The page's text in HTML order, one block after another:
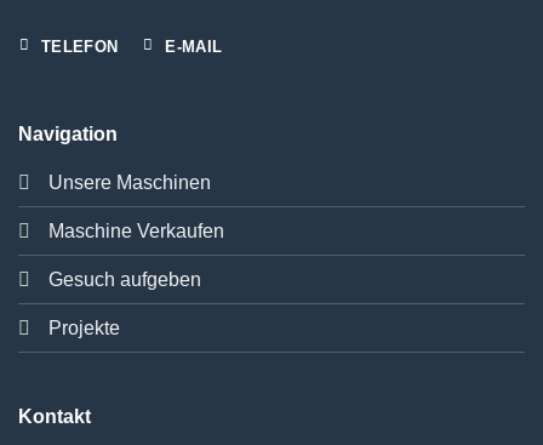
TELEFON E-MAIL
Navigation
Unsere Maschinen
Maschine Verkaufen
Gesuch aufgeben
Projekte
Kontakt